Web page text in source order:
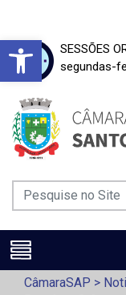
Barra de
SESSÕES
segundas-
CâmaraSAP >